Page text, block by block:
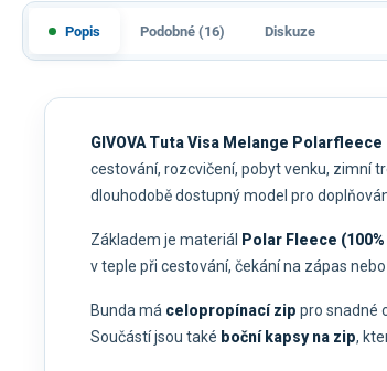
Popis Podobné (16) Diskuze
GIVOVA Tuta Visa Melange Polarfleece
cestování, rozcvičení, pobyt venku, zimní
dlouhodobě dostupný model pro
Základem je materiál Polar Fleece
v teple při cestování, čekání na zápas
Bunda má celopropínací zip pro snadné
Součástí jsou také boční kapsy na zip,